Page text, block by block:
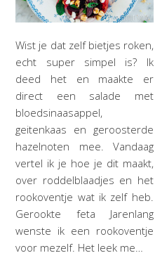
Wist je dat zelf bietjes roken,
echt super simpel is? Ik
deed het en maakte er
direct een salade met
bloedsinaasappel,
geitenkaas en geroosterde
hazelnoten mee. Vandaag
vertel ik je hoe je dit maakt,
over roddelblaadjes en het
rookoventje wat ik zelf heb.
Gerookte feta Jarenlang
wenste ik een rookoventje
voor mezelf. Het leek me…